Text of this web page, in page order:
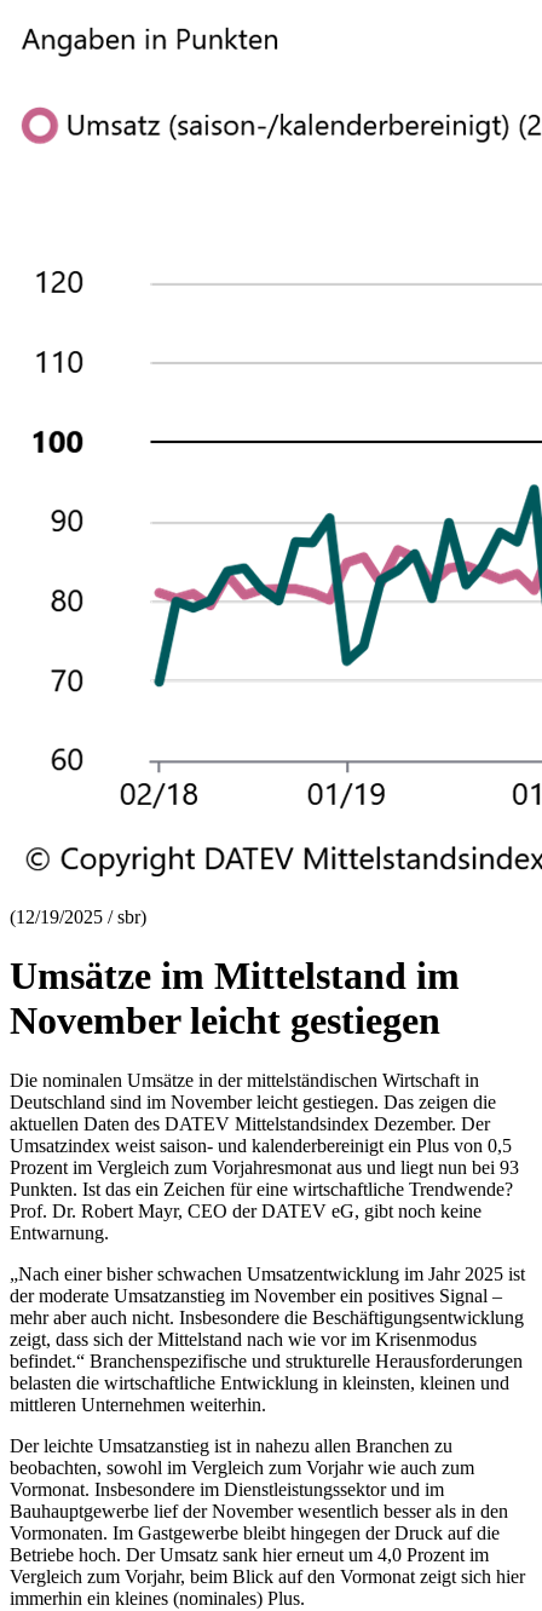
(12/19/2025 / sbr)
Umsätze im Mittelstand im
November leicht gestiegen
Die nominalen Umsätze in der mittelständischen Wirtschaft in
Deutschland sind im November leicht gestiegen. Das zeigen die
aktuellen Daten des DATEV Mittelstandsindex Dezember. Der
Umsatzindex weist saison- und kalenderbereinigt ein Plus von 0,5
Prozent im Vergleich zum Vorjahresmonat aus und liegt nun bei 93
Punkten. Ist das ein Zeichen für eine wirtschaftliche Trendwende?
Prof. Dr. Robert Mayr, CEO der DATEV eG, gibt noch keine
Entwarnung.
„Nach einer bisher schwachen Umsatzentwicklung im Jahr 2025 ist
der moderate Umsatzanstieg im November ein positives Signal –
mehr aber auch nicht. Insbesondere die Beschäftigungsentwicklung
zeigt, dass sich der Mittelstand nach wie vor im Krisenmodus
befindet.“ Branchenspezifische und strukturelle Herausforderungen
belasten die wirtschaftliche Entwicklung in kleinsten, kleinen und
mittleren Unternehmen weiterhin.
Der leichte Umsatzanstieg ist in nahezu allen Branchen zu
beobachten, sowohl im Vergleich zum Vorjahr wie auch zum
Vormonat. Insbesondere im Dienstleistungssektor und im
Bauhauptgewerbe lief der November wesentlich besser als in den
Vormonaten. Im Gastgewerbe bleibt hingegen der Druck auf die
Betriebe hoch. Der Umsatz sank hier erneut um 4,0 Prozent im
Vergleich zum Vorjahr, beim Blick auf den Vormonat zeigt sich hier
immerhin ein kleines (nominales) Plus.